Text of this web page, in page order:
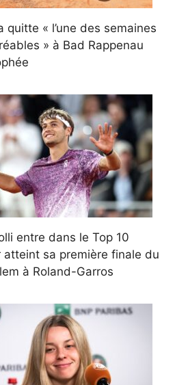
quitte « l’une des semaines
» à Bad Rappenau
entre dans le Top 10
atteint sa première finale du
à Roland-Garros